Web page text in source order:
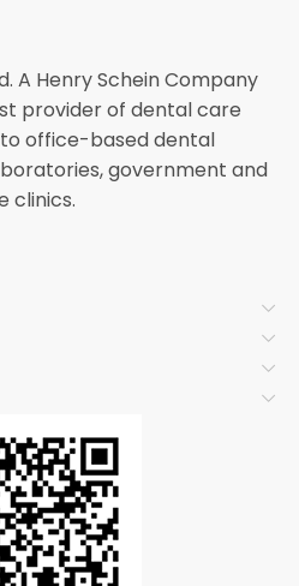
A Henry Schein Company
provider of dental care
office-based dental
government and
clinics.